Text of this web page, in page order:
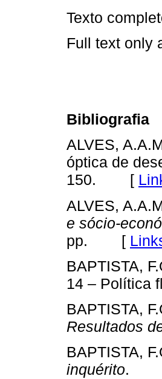
Texto
Full text only
Bibliografia
ALVES,
óptica de
150. [
ALVES,
e sócio-
pp. [
BAPTISTA,
14 –
BAPTISTA,
Resultados
BAPTISTA,
inquérito.